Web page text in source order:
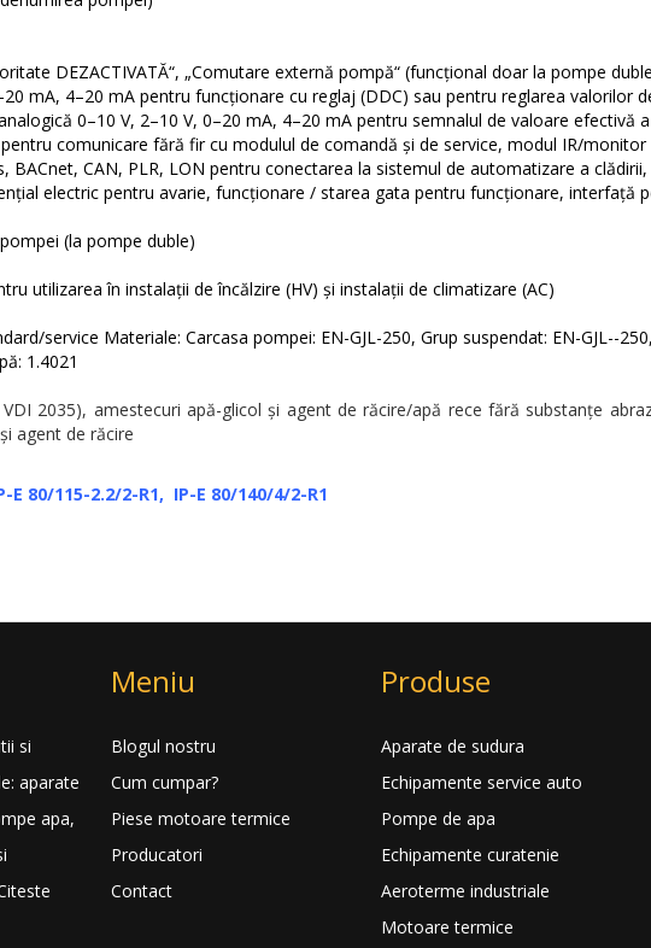
DEZACTIVATĂ“, „Comutare externă pompă“ (funcţional doar la pompe
mA, 4–20 mA pentru funcţionare cu reglaj (DDC) sau pentru reglarea valorilor
0–10 V, 2–10 V, 0–20 mA, 4–20 mA pentru semnalul de valoare efectivă a
comunicare fără fir cu modulul de comandă şi de service, modul IR/monitor
BACnet, CAN, PLR, LON pentru conectarea la sistemul de automatizare a clădirii,
electric pentru avarie, funcţionare / starea gata pentru funcţionare, interfaţă
(la pompe duble)
utilizarea în instalaţii de încălzire (HV) şi instalaţii de climatizare (AC)
service Materiale: Carcasa pompei: EN-GJL-250, Grup suspendat: EN-GJL--250,
1.4021
2035), amestecuri apă-glicol şi agent de răcire/apă rece fără substanţe
agent de răcire
E 80/115-2.2/2-R1, IP-E 80/140/4/2-R1
si
aparate
apa,
Meniu
Blogul nostru
Cum cumpar?
Piese motoare termice
Producatori
Contact
Produse
Aparate de sudura
Echipamente service auto
Pompe de apa
Echipamente curatenie
Aeroterme industriale
Motoare termice